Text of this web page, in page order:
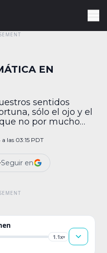
EN
sentidos
sólo el ojo y el
no por mucho
nos ataquen
viejo. Desde
hasta los 60 […]
a las 03:15 PDT
Seguir en
1.1x▾